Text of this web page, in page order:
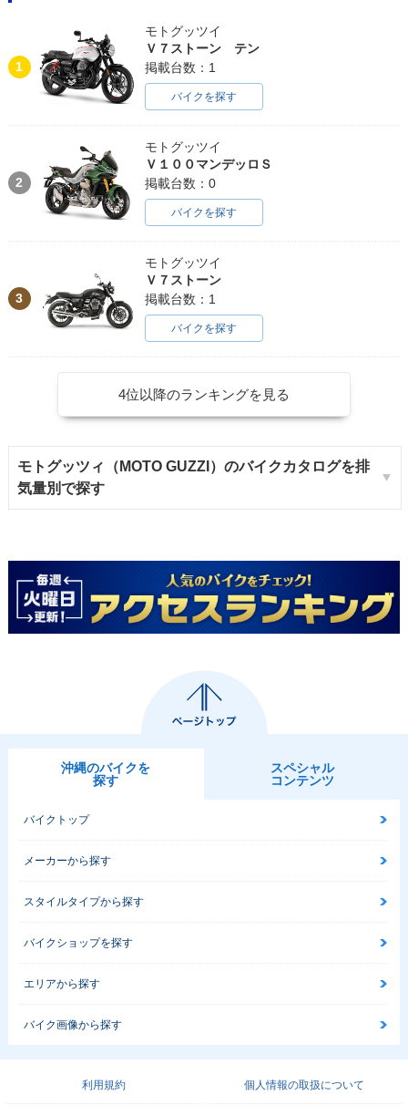
1
モトグッツイ
Ｖ７ストーン テン
掲載台数：1
バイクを探す
2
モトグッツイ
Ｖ１００マンデッロＳ
掲載台数：0
バイクを探す
3
モトグッツイ
Ｖ７ストーン
掲載台数：1
バイクを探す
4位以降のランキングを見る
モトグッツィ（MOTO GUZZI）のバイクカタログを排
気量別で探す
沖縄のバイクを
探す
スペシャル
コンテンツ
バイクトップ
メーカーから探す
スタイルタイプから探す
バイクショップを探す
エリアから探す
バイク画像から探す
利用規約 個人情報の取扱について